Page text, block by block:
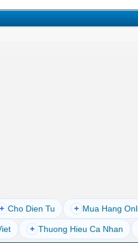
+ Cho Dien Tu + Mua Hang
+ Thuong Hieu Ca Nhan